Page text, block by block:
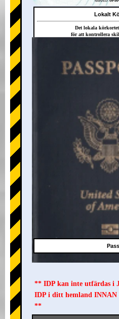
Lokalt
Det lokala
för att kontrollera
Pass
** IDP kan inte utfärdas i
IDP i ditt hemland
**